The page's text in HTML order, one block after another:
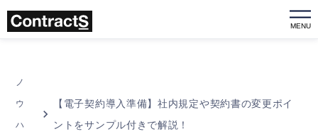
MENU
ノ
ウ
ハ
【電子契約導入準備】社内規定や契約書の変更ポイ
ントをサンプル付きで解説！